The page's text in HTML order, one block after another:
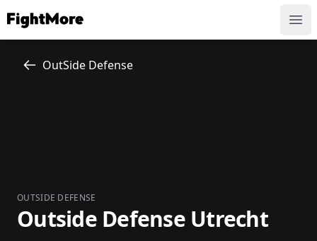
FightMore
OutSide Defense
OUTSIDE DEFENSE
Outside Defense Utrecht